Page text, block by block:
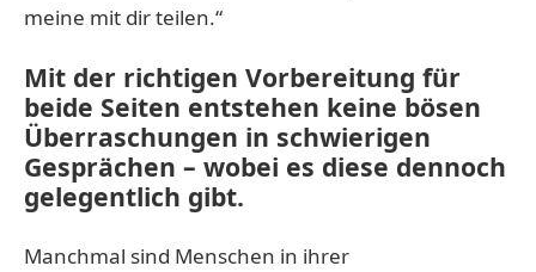
meine mit dir teilen.“
Mit der richtigen Vorbereitung für
beide Seiten entstehen keine bösen
Überraschungen in schwierigen
Gesprächen – wobei es diese dennoch
gelegentlich gibt.
Manchmal sind Menschen in ihrer